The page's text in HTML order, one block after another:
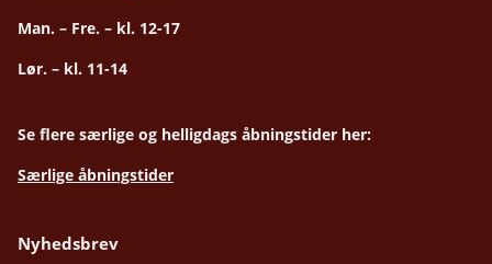
Man. – Fre. – kl. 12-17
Lør. – kl. 11-14
Se flere særlige og helligdags åbningstider her:
Særlige åbningstider
Nyhedsbrev